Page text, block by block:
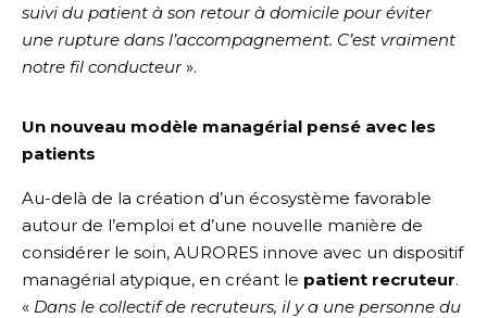
suivi du patient à son retour à domicile pour éviter
une rupture dans l’accompagnement. C’est vraiment
notre fil conducteur».
Un nouveau modèle managérial pensé avec les
patients
Au-delà de la création d’un écosystème favorable
autour de l’emploi et d’une nouvelle manière de
considérer le soin, AURORES innove avec un dispositif
managérial atypique, en créant le patient recruteur.
« Dans le collectif de recruteurs, il y a une personne du